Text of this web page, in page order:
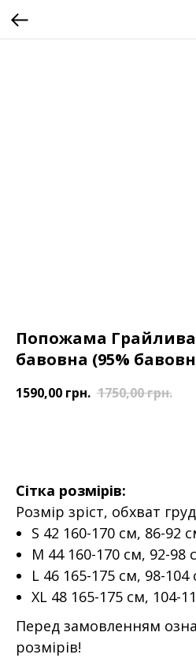
Попожама
бавовна (95%
1590,00 грн. 1750,00грн.
Сітка розмірів:
Розмір зріст, обхват
S 42 160-170 см, 86-92
M 44 160-170 см, 92-98
L 46 165-175 см, 98-
XL 48 165-175 см, 104-
Перед замовленням
розмірів!